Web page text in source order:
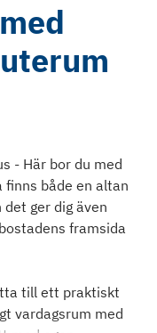
- Här bor du med
både en altan
ger dig även
framsida
till ett praktiskt
vardagsrum med